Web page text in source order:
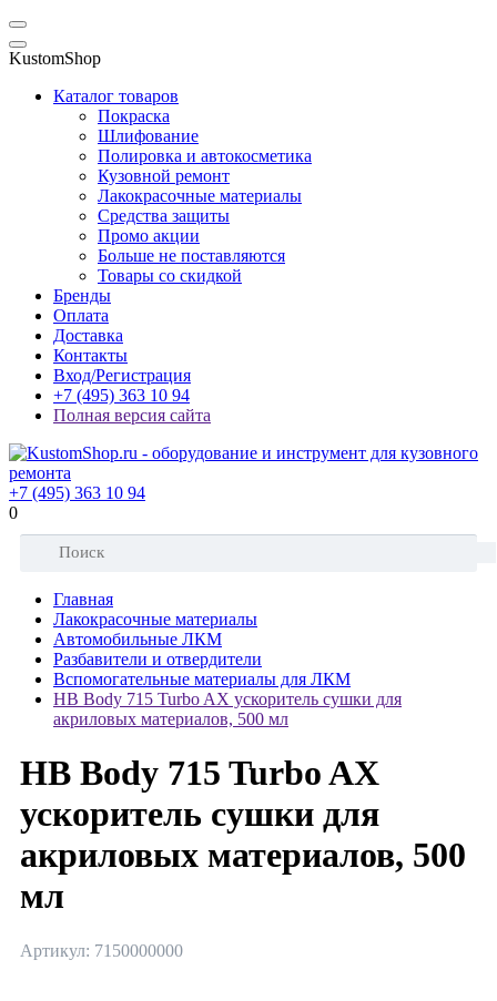
KustomShop
Каталог товаров
Покраска
Шлифование
Полировка и автокосметика
Кузовной ремонт
Лакокрасочные материалы
Средства защиты
Промо акции
Больше не поставляются
Товары со скидкой
Бренды
Оплата
Доставка
Контакты
Вход/Регистрация
+7 (495) 363 10 94
Полная версия сайта
+7 (495) 363 10 94
0
Главная
Лакокрасочные материалы
Автомобильные ЛКМ
Разбавители и отвердители
Вспомогательные материалы для ЛКМ
HB Body 715 Turbo AX ускоритель сушки для
акриловых материалов, 500 мл
HB Body 715 Turbo AX
ускоритель сушки для
акриловых материалов, 500
мл
Артикул: 7150000000